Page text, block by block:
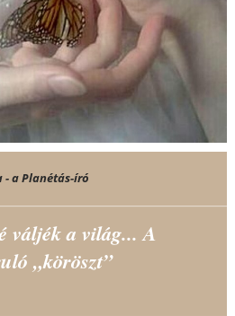
- a Planétás-író
váljék a világ... A
„köröszt”